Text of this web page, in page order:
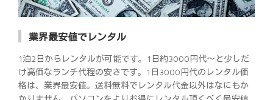
業界最安値でレンタル
1泊2日からレンタルが可能です。1日約3000円代～と少しだ
け高価なランチ代程の安さです。1日3000円代のレンタル価
格は、業界最安値。送料無料でレンタル代金以外はなにもか